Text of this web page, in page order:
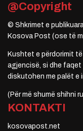
@Copyright
© Shkrimet e
Kosova Post (ose të
Kushtet e përdorimit
agjencisë, si dhe
diskutohen me palët e
(Për më shumë shihni
KONTAKTI
kosovapost.net